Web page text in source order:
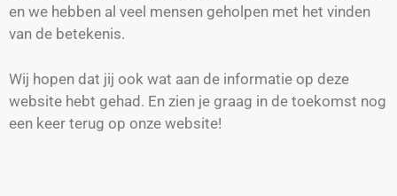
en we hebben al veel mensen geholpen met het vinden
van de betekenis.
Wij hopen dat jij ook wat aan de informatie op deze
website hebt gehad. En zien je graag in de toekomst nog
een keer terug op onze website!